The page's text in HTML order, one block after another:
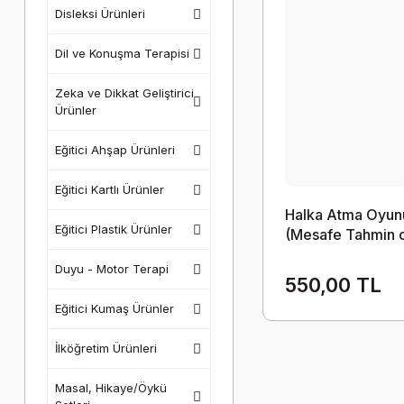
Disleksi Ürünleri
Dil ve Konuşma Terapisi
Zeka ve Dikkat Geliştirici
Ürünler
Eğitici Ahşap Ürünleri
Eğitici Kartlı Ürünler
Eğitici Plastik Ürünler
Duyu - Motor Terapi
Eğitici Kumaş Ürünler
İlköğretim Ürünleri
Masal, Hikaye/Öykü
Halka Atma
(Mesafe Tahmin
550,00 TL